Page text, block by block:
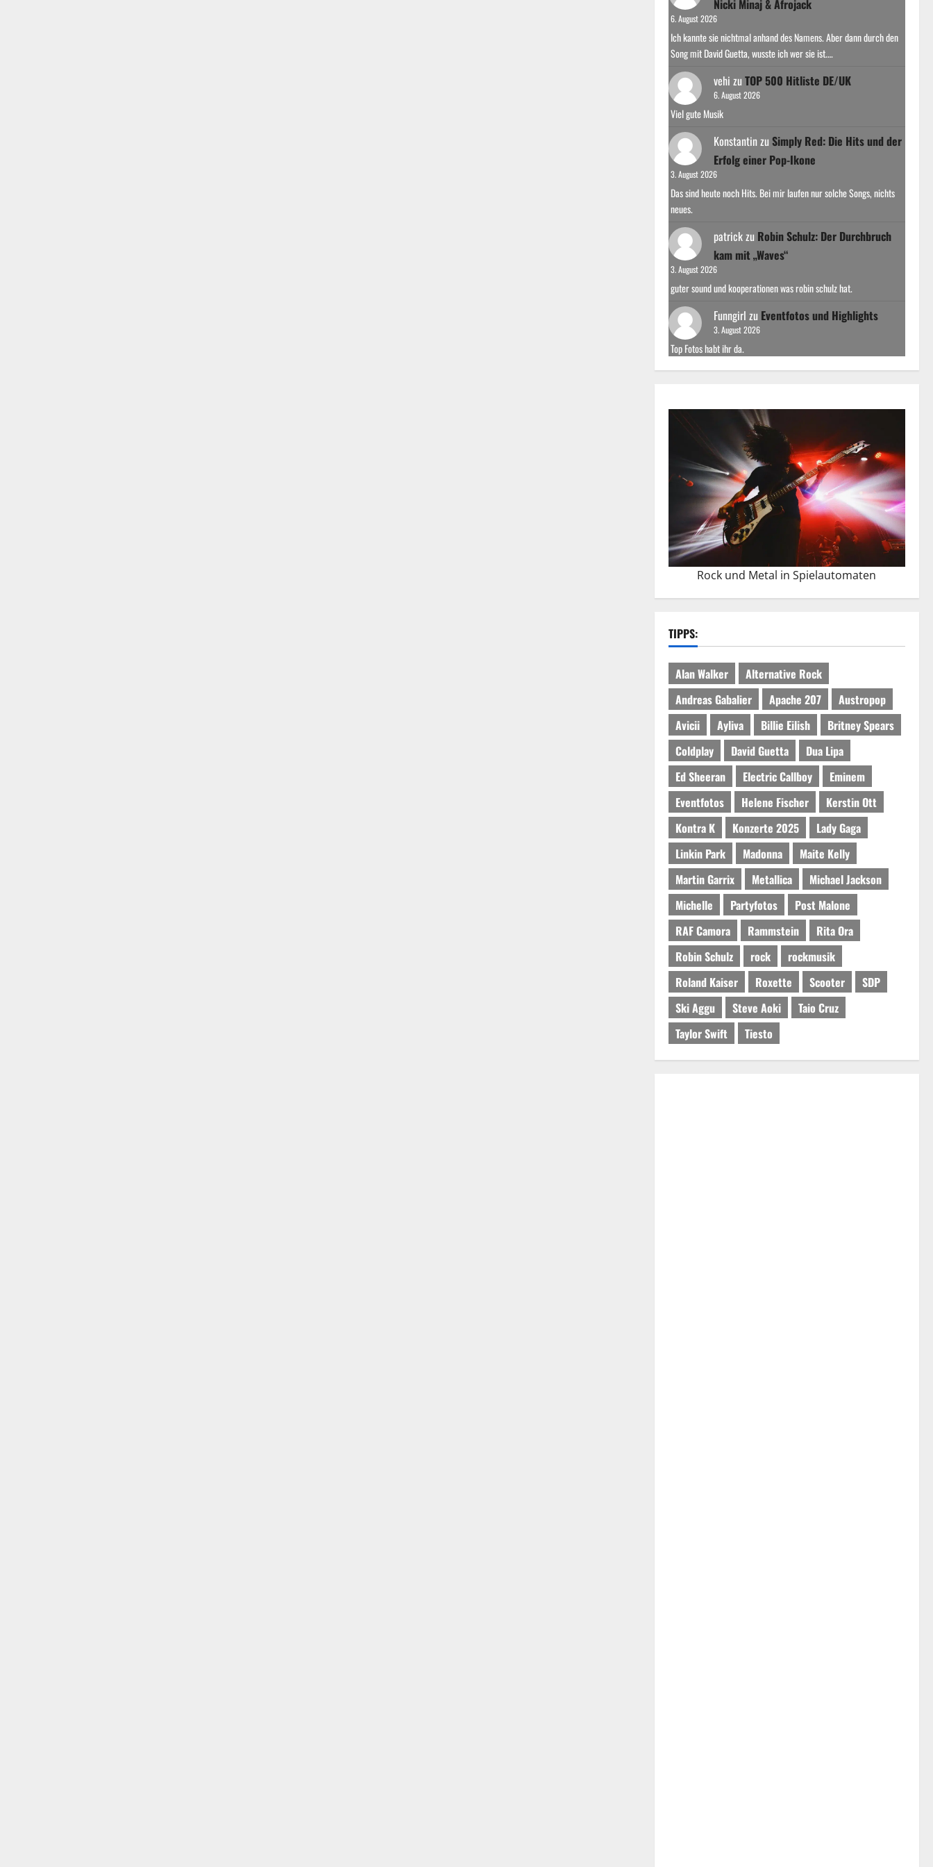
Nicki Minaj & Afrojack
6. August 2026
Ich kannte sie nichtmal anhand des Namens. Aber dann durch den
Song mit David Guetta, wusste ich wer sie ist.…
vehi zu TOP 500 Hitliste DE/UK
6. August 2026
Viel gute Musik
Konstantinzu Simply Red: Die Hits und der
Erfolg einer Pop-Ikone
3. August 2026
Das sind heute noch Hits. Bei mir laufen nur solche Songs, nichts
neues.
patrickzu Robin Schulz: Der Durchbruch
kam mit „Waves“
3. August 2026
guter sound und kooperationen was robin schulz hat.
Funngirl zu Eventfotos und Highlights
3. August 2026
Top Fotos habt ihr da.
Rock und Metal in Spielautomaten
TIPPS:
Alan Walker
Alternative Rock
Andreas Gabalier
Apache 207
Austropop
Avicii
Ayliva Billie Eilish
Britney Spears
Coldplay
David Guetta
Dua Lipa
Ed Sheeran
Electric Callboy
Eminem
Eventfotos
Helene Fischer
Kerstin Ott
Kontra K
Konzerte 2025
Lady Gaga
Linkin Park
Madonna
Maite Kelly
Martin Garrix
Metallica
Michael Jackson
Michelle
Partyfotos
Post Malone
RAF Camora
Rammstein
Rita Ora
Robin Schulz
rock
rockmusik
Roland Kaiser
Roxette Scooter
SDP
Ski Aggu
Steve Aoki
Taio Cruz
Taylor Swift
Tiesto